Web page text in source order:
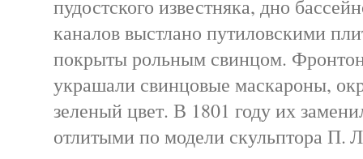
пудостского известняка, дно
каналов выстлано путиловскими
покрыты рольным свинцом.
украшали свинцовые маскароны,
зеленый цвет. В 1801 году их
отлитыми по модели скульптора П.